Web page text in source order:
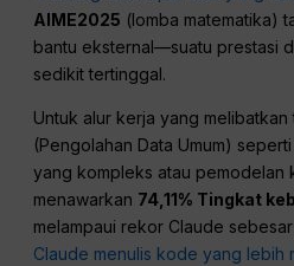
AIME2025 (lomba matematika)
bantu eksternal—suatu prestasi
sedikit tertinggal.
Untuk alur kerja yang melibatkan
(Pengolahan Data Umum)
yang kompleks atau pemodelan
menawarkan 74,11% Tingkat
melampaui rekor Claude
Claude menulis kode yang lebih